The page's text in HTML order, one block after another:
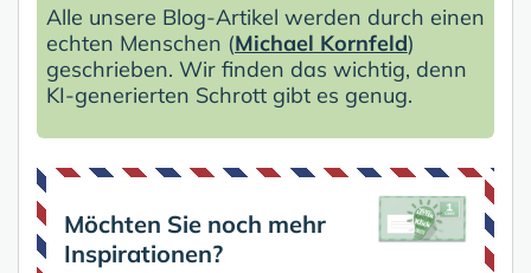
Alle unsere Blog-Artikel werden durch einen
echten Menschen (Michael Kornfeld)
geschrieben. Wir finden das wichtig, denn
KI-generierten Schrott gibt es genug.
Möchten Sie noch mehr
Inspirationen?